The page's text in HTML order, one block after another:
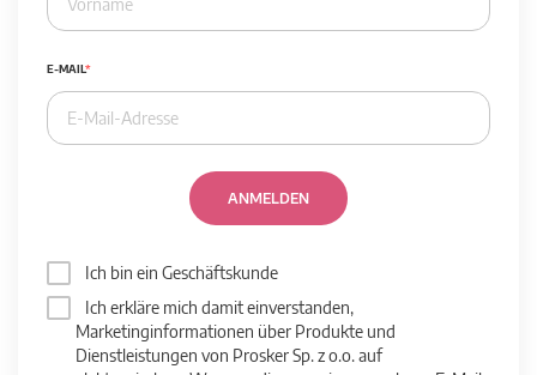
E-MAIL
ANMELDEN
Ich bin ein Geschäftskunde
Ich erkläre mich damit einverstanden,
Marketinginformationen über Produkte und
Dienstleistungen von Prosker Sp. z o.o. auf